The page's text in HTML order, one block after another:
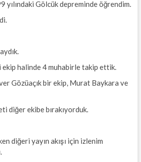
yılındaki Gölcük depreminde öğrendim.
ekip halinde 4 muhabirle takip ettik.
Gözüaçık bir ekip, Murat Baykara ve
diğer ekibe bırakıyorduk.
diğeri yayın akışı için izlenim